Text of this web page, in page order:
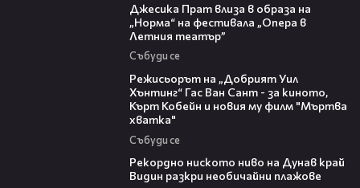
Джесика Прат влиза в образа на
„Норма“ на фестивала „Опера в
Летния театър”
Събуди се
Режисьорът на „Добрият Уил
Хънтинг“ Гас Ван Сант - за киното,
Кърт Кобейн и новия му филм "Мъртва
хватка"
Събуди се
Рекордно ниското ниво на Дунав край
Видин разкри необичайни плажове